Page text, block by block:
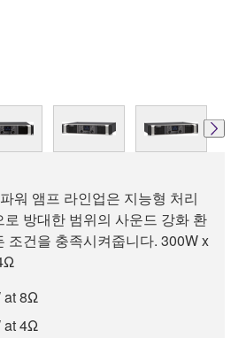
워 앰프 라인업은 지능형 처리
방대한 범위의 사운드 강화 환
조건을 충족시켜줍니다. 300W x
at 8Ω
at 4Ω